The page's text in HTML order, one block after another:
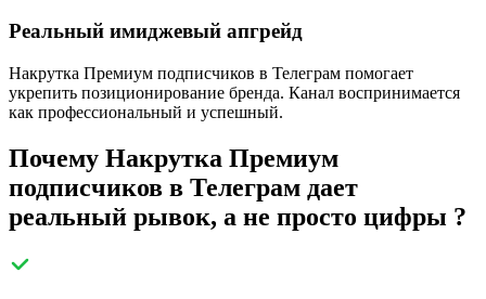
Реальный имиджевый апгрейд
Накрутка Премиум подписчиков в Телеграм помогает
укрепить позиционирование бренда. Канал воспринимается
как профессиональный и успешный.
Почему Накрутка Премиум
подписчиков в Телеграм дает
реальный рывок, а не просто цифры ?